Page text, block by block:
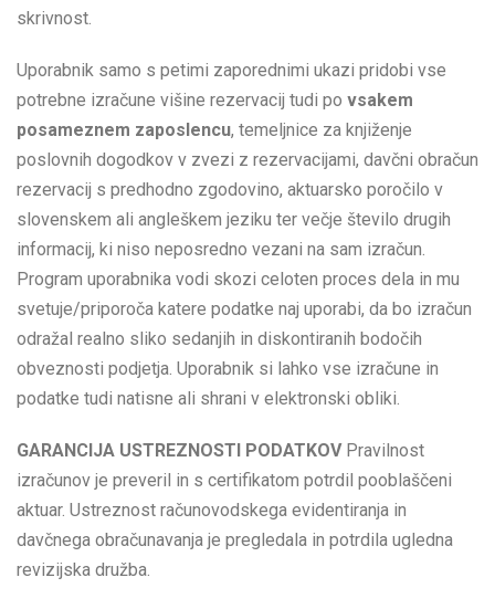
skrivnost.
Uporabnik samo s petimi zaporednimi ukazi pridobi vse
potrebne izračune višine rezervacij tudi po vsakem
posameznem zaposlencu, temeljnice za knjiženje
poslovnih dogodkov v zvezi z rezervacijami, davčni obračun
rezervacij s predhodno zgodovino, aktuarsko poročilo v
slovenskem ali angleškem jeziku ter večje število drugih
informacij, ki niso neposredno vezani na sam izračun.
Program uporabnika vodi skozi celoten proces dela in mu
svetuje/priporoča katere podatke naj uporabi, da bo izračun
odražal realno sliko sedanjih in diskontiranih bodočih
obveznosti podjetja. Uporabnik si lahko vse izračune in
podatke tudi natisne ali shrani v elektronski obliki.
GARANCIJA USTREZNOSTI PODATKOVPravilnost
izračunov je preveril in s certifikatom potrdil pooblaščeni
aktuar. Ustreznost računovodskega evidentiranja in
davčnega obračunavanja je pregledala in potrdila ugledna
revizijska družba.